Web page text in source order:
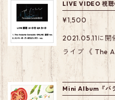
LIVE VIDEO 視聴
¥1,500
2021.05.11に
ライブ 《 The
- 》 ライブ映
ド付き ポスト
QRカード （サ
Mini Album『バ